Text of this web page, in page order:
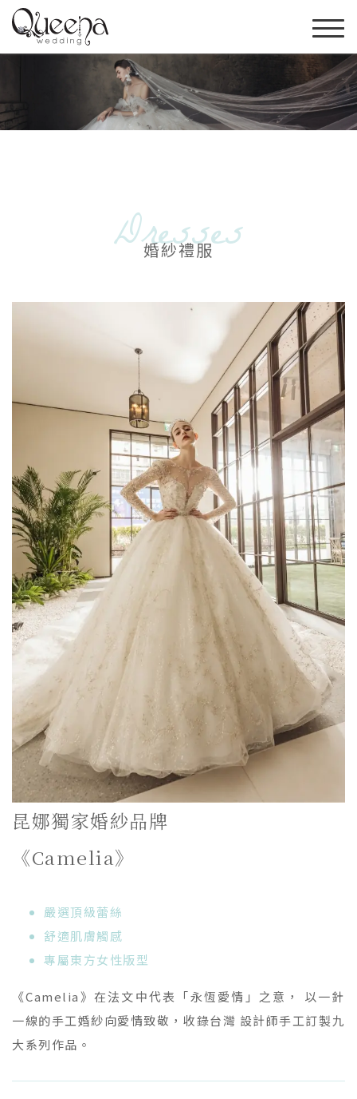
Dresses
婚紗禮服
昆娜獨家婚紗品牌
《Camelia》
嚴選頂級蕾絲
舒適肌膚觸感
專屬東方女性版型
《Camelia》在法文中代表「永恆愛情」之意， 以一針
一線的手工婚紗向愛情致敬，收錄台灣 設計師手工訂製九
大系列作品。